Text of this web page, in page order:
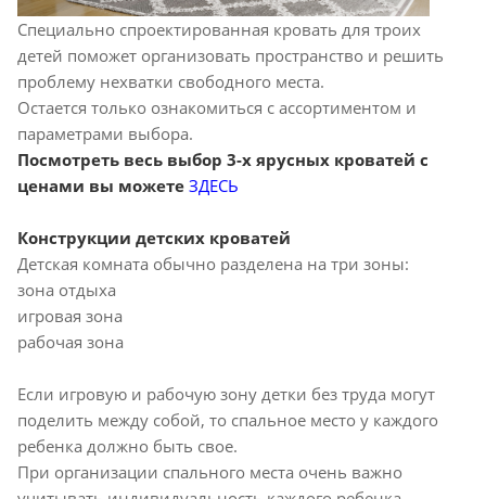
Специально спроектированная кровать для троих
детей поможет организовать пространство и решить
проблему нехватки свободного места.
Остается только ознакомиться с ассортиментом и
параметрами выбора.
Посмотреть весь выбор 3-х ярусных кроватей с
ценами вы можете ЗДЕСЬ
Конструкции детских кроватей
Детская комната обычно разделена на три зоны:
зона отдыха
игровая зона
рабочая зона
Если игровую и рабочую зону детки без труда могут
поделить между собой, то спальное место у каждого
ребенка должно быть свое.
При организации спального места очень важно